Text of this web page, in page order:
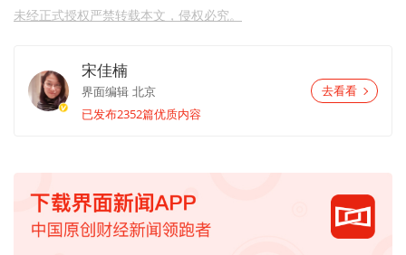
未经正式授权严禁转载本文，侵权必究。
宋佳楠
界面编辑 北京
已发布2352篇优质内容
去看看